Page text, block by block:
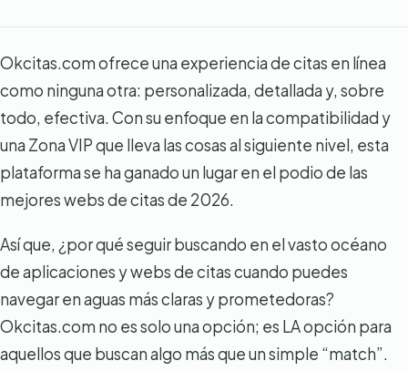
Okcitas.com ofrece una experiencia de citas en línea
como ninguna otra: personalizada, detallada y, sobre
todo, efectiva. Con su enfoque en la compatibilidad y
una Zona VIP que lleva las cosas al siguiente nivel, esta
plataforma se ha ganado un lugar en el podio de las
mejores webs de citas de 2026.
Así que, ¿por qué seguir buscando en el vasto océano
de aplicaciones y webs de citas cuando puedes
navegar en aguas más claras y prometedoras?
Okcitas.com no es solo una opción; es LA opción para
aquellos que buscan algo más que un simple “match”.